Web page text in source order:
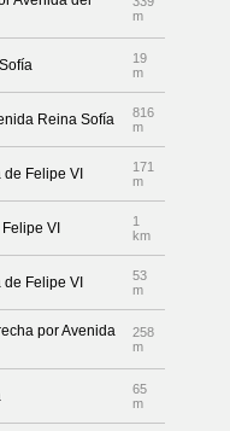
m
19
m
Reina Sofía
816
m
Felipe VI
171
m
VI
1
km
Felipe VI
53
m
por Avenida
258
m
65
m